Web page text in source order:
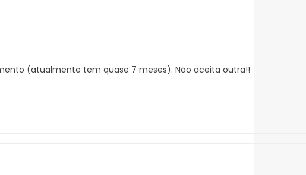
(atualmente tem quase 7 meses). Não aceita outra!!